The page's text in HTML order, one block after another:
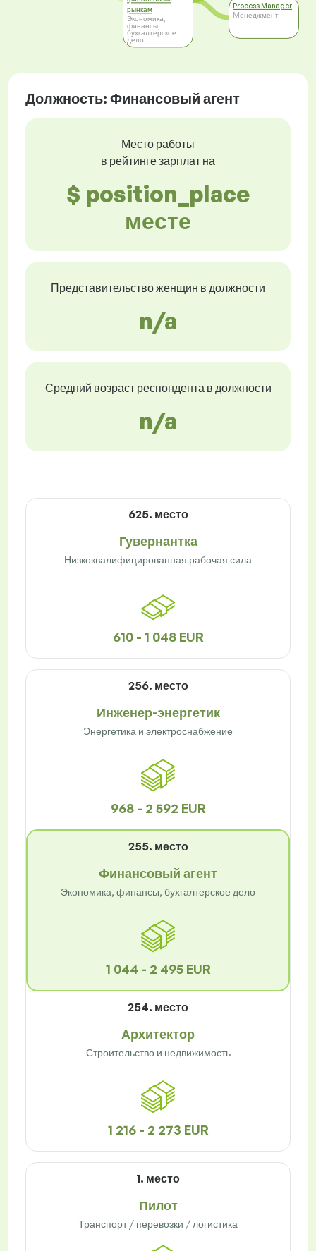
рынкам
Экономика,
финансы,
бухгалтерское
дело
Process Manager
Mенеджмент
Должность: Финансовый агент
Место работы
в рейтинге зарплат на
$ position_place
месте
Представительство женщин в должности
n/a
Средний возраст респондента в должности
n/a
625. место
Гувернантка
Низкоквалифицированная рабочая сила
610 - 1 048 EUR
256. место
Инженер-энергетик
Энергетика и электроснабжение
968 - 2 592 EUR
255. место
Финансовый агент
Экономика, финансы, бухгалтерское дело
1 044 - 2 495 EUR
254. место
Архитектор
Строительство и недвижимость
1 216 - 2 273 EUR
1. место
Пилот
Транспорт / перевозки / логистика